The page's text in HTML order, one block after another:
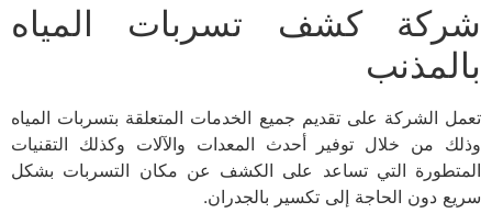
شركة كشف تسربات المياه
بالمذنب
تعمل الشركة على تقديم جميع الخدمات المتعلقة بتسربات المياه
وذلك من خلال توفير أحدث المعدات والآلات وكذلك التقنيات
المتطورة التي تساعد على الكشف عن مكان التسربات بشكل
سريع دون الحاجة إلى تكسير بالجدران.